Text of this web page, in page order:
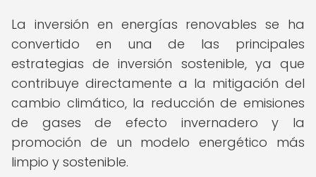
La inversión en energías renovables se ha
convertido en una de las principales
estrategias de inversión sostenible, ya que
contribuye directamente a la mitigación del
cambio climático, la reducción de emisiones
de gases de efecto invernadero y la
promoción de un modelo energético más
limpio y sostenible.